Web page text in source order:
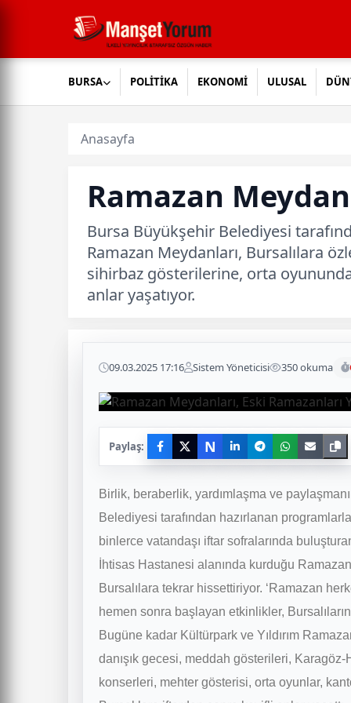
BURSA POLİTİKA EKONOMİ ULUSAL
Anasayfa
Ramazan
Bursa Büyükşehir Belediyesi
Ramazan Meydanları, Bursalılara
sihirbaz gösterilerine, orta
anlar yaşatıyor.
09.03.2025 17:16 Sistem Yöneticisi 350 okuma
Paylaş: N
Birlik, beraberlik, yardımlaşma ve
Belediyesi tarafından hazırlanan
binlerce vatandaşı iftar sofralarında
İhtisas Hastanesi alanında kurduğu
Bursalılara tekrar hissettiriyor. ‘Ramazan
hemen sonra başlayan etkinlikler,
Bugüne kadar Kültürpark ve Yıldırım
danışık gecesi, meddah gösterileri,
konserleri, mehter gösterisi, orta oyunlar,